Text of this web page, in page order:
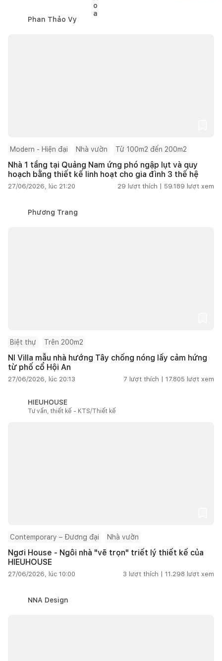
Phan Thảo Vy
Modern - Hiện đại Nhà vườn Từ 100m2 đến 200m2
Nhà 1 tầng tại Quảng Nam ứng phó ngập lụt và quy
hoạch bằng thiết kế linh hoạt cho gia đình 3 thế hệ
27/06/2026, lúc 21:20 29 lượt thích | 59.189 lượt xem
Phương Trang
Biệt thự Trên 200m2
NI Villa mẫu nhà hướng Tây chống nóng lấy cảm hứng
từ phố cổ Hội An
27/06/2026, lúc 20:13 7 lượt thích | 17.805 lượt xem
HIEUHOUSE
Tư vấn, thiết kế - KTS/Thiết kế
Contemporary – Đương đại Nhà vườn
Ngơi House - Ngôi nhà "vẽ trọn" triết lý thiết kế của
HIEUHOUSE
27/06/2026, lúc 10:00 3 lượt thích | 11.298 lượt xem
NNA Design